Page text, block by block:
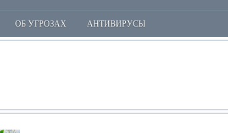
ОБ УГРОЗАХ АНТИВИРУСЫ